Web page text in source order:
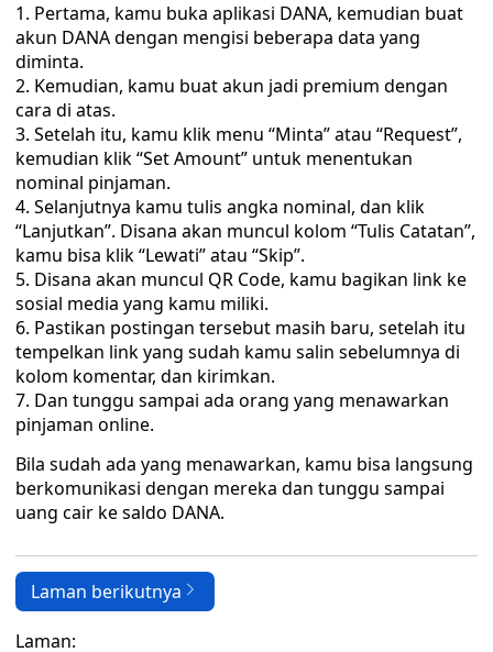
Pertama, kamu buka aplikasi DANA, kemudian buat
akun DANA dengan mengisi beberapa data yang
diminta.
Kemudian, kamu buat akun jadi premium dengan
cara di atas.
Setelah itu, kamu klik menu “Minta” atau “Request”,
kemudian klik “Set Amount” untuk menentukan
nominal pinjaman.
Selanjutnya kamu tulis angka nominal, dan klik
“Lanjutkan”. Disana akan muncul kolom “Tulis Catatan”,
kamu bisa klik “Lewati” atau “Skip”.
Disana akan muncul QR Code, kamu bagikan link ke
sosial media yang kamu miliki.
Pastikan postingan tersebut masih baru, setelah itu
tempelkan link yang sudah kamu salin sebelumnya di
kolom komentar, dan kirimkan.
Dan tunggu sampai ada orang yang menawarkan
pinjaman online.
Bila sudah ada yang menawarkan, kamu bisa langsung
berkomunikasi dengan mereka dan tunggu sampai
uang cair ke saldo DANA.
Laman berikutnya
Laman: